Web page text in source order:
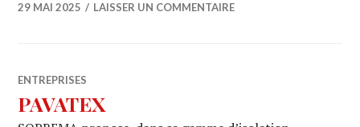
29 MAI 2025 LAISSER UN COMMENTAIRE
ENTREPRISES
PAVATEX